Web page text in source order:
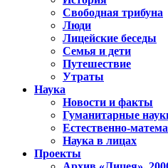
Свободная трибуна
Люди
Лицейские беседы
Семья и дети
Путешествие
Утраты
Наука
Новости и факты
Гуманитарные
Естественно-
Наука в лицах
Проекты